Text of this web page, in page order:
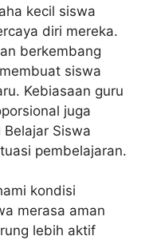
kecil siswa
diri mereka.
berkembang
siswa
Kebiasaan guru
juga
Siswa
pembelajaran.
kondisi
merasa aman
lebih aktif